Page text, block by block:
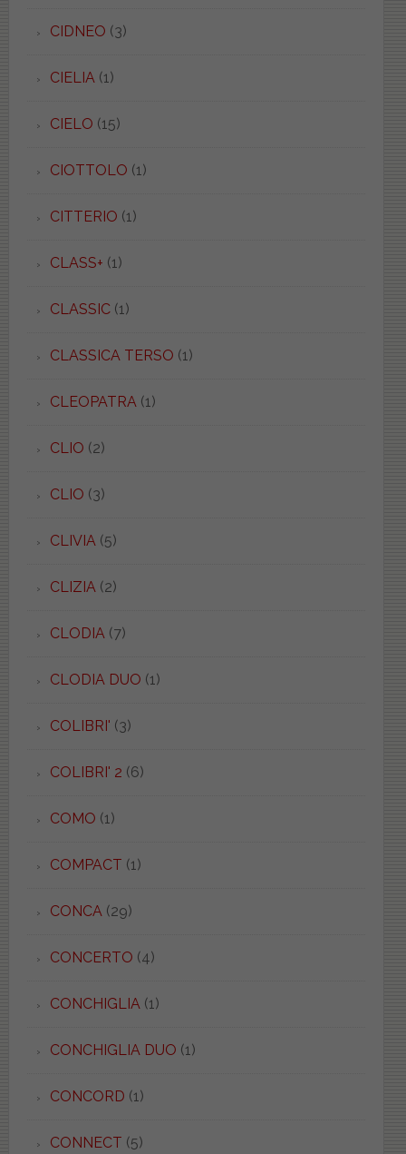
CIDNEO (3)
CIELIA(1)
CIELO (15)
CIOTTOLO (1)
CITTERIO (1)
CLASS+ (1)
CLASSIC(1)
CLASSICA TERSO (1)
CLEOPATRA(1)
CLIO (2)
CLIO (3)
CLIVIA(5)
CLIZIA(2)
CLODIA(7)
CLODIA DUO (1)
COLIBRI' (3)
COLIBRI' 2 (6)
COMO (1)
COMPACT (1)
CONCA(29)
CONCERTO (4)
CONCHIGLIA(1)
CONCHIGLIA DUO (1)
CONCORD (1)
CONNECT (5)